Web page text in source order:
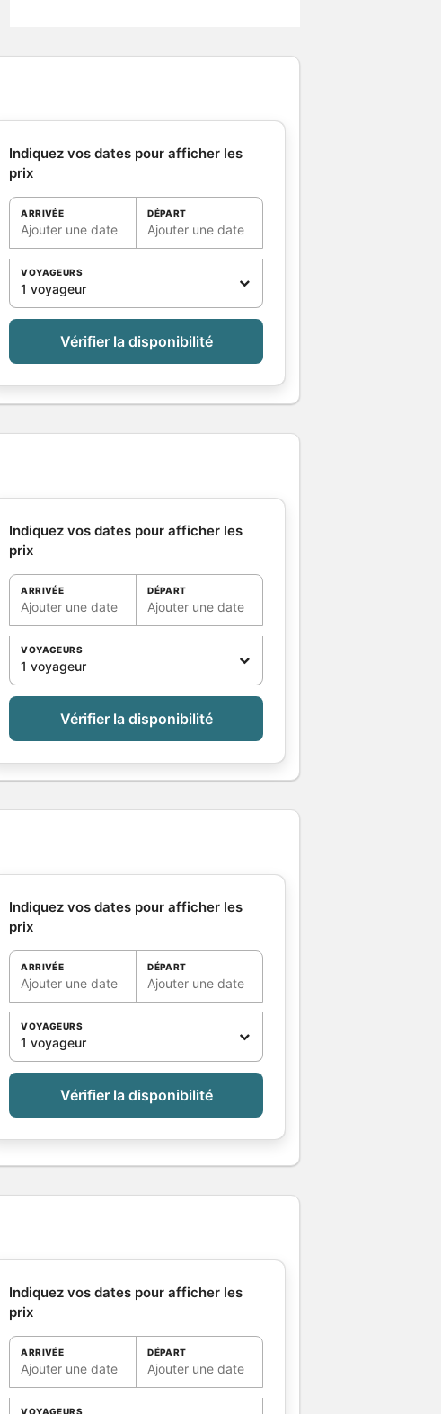
Indiquez vos dates pour afficher les
prix
ARRIVÉE
Ajouter une date
DÉPART
Ajouter une date
VOYAGEURS
1 voyageur
Vérifier la disponibilité
Indiquez vos dates pour afficher les
prix
ARRIVÉE
Ajouter une date
DÉPART
Ajouter une date
VOYAGEURS
1 voyageur
Vérifier la disponibilité
Indiquez vos dates pour afficher les
prix
ARRIVÉE
Ajouter une date
DÉPART
Ajouter une date
VOYAGEURS
1 voyageur
Vérifier la disponibilité
Indiquez vos dates pour afficher les
prix
ARRIVÉE
Ajouter une date
DÉPART
Ajouter une date
VOYAGEURS